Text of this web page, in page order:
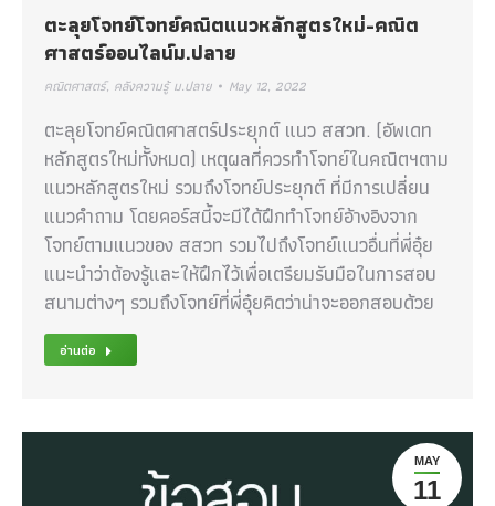
ตะลุยโจทย์โจทย์คณิตแนวหลักสูตรใหม่-คณิต
ศาสตร์ออนไลน์ม.ปลาย
คณิตศาสตร์, คลังความรู้ ม.ปลาย May 12, 2022
ตะลุยโจทย์คณิตศาสตร์ประยุกต์ แนว สสวท. (อัพเดท
หลักสูตรใหม่ทั้งหมด) เหตุผลที่ควรทำโจทย์ในคณิตฯตาม
แนวหลักสูตรใหม่ รวมถึงโจทย์ประยุกต์ ที่มีการเปลี่ยน
แนวคำถาม โดยคอร์สนี้จะมีได้ฝึกทำโจทย์อ้างอิงจาก
โจทย์ตามแนวของ สสวท รวมไปถึงโจทย์แนวอื่นที่พี่อุ๋ย
แนะนำว่าต้องรู้และให้ฝึกไว้เพื่อเตรียมรับมือในการสอบ
สนามต่างๆ รวมถึงโจทย์ที่พี่อุ๋ยคิดว่าน่าจะออกสอบด้วย
อ่านต่อ
MAY
11